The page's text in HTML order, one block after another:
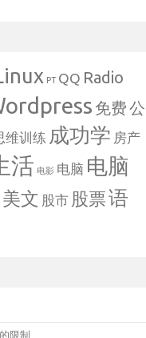
PT QQ Radio
免费公
维训练 成功学 房产
活 电影 电脑 电脑
美文 股市 股票语
限制